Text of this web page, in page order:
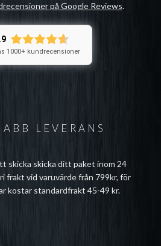
LEVERANS
skicka skicka ditt paket inom 24
frakt vid varuvärde från 799kr, för
kostar standardfrakt 45-49 kr.
på Google Reviews.
1000+ kundrecensioner